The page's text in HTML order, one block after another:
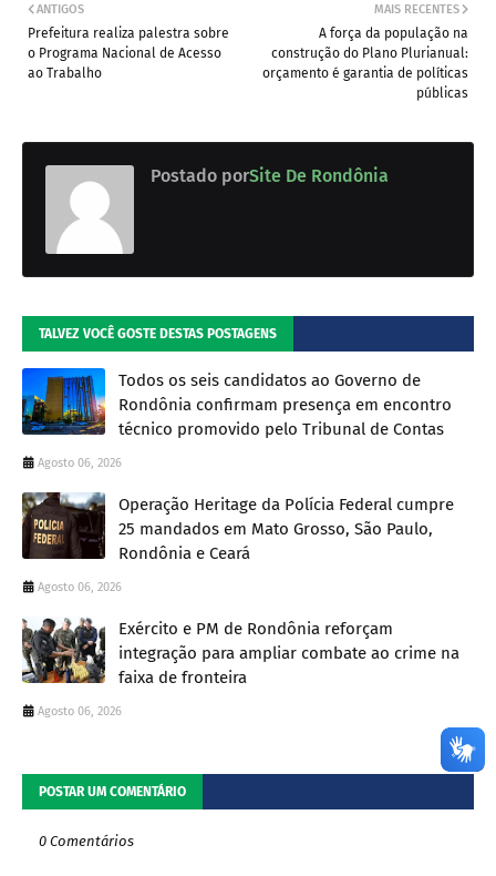
MAIS RECENTES
A força da população na
construção do Plano Plurianual:
orçamento é garantia de políticas
públicas
ANTIGOS
Prefeitura realiza palestra sobre
o Programa Nacional de Acesso
ao Trabalho
Postado porSite De Rondônia
TALVEZ VOCÊ GOSTE DESTAS POSTAGENS
Todos os seis candidatos ao Governo de
Rondônia confirmam presença em encontro
técnico promovido pelo Tribunal de Contas
Agosto 06, 2026
Operação Heritage da Polícia Federal cumpre
25 mandados em Mato Grosso, São Paulo,
Rondônia e Ceará
Agosto 06, 2026
Exército e PM de Rondônia reforçam
integração para ampliar combate ao crime na
faixa de fronteira
Agosto 06, 2026
POSTAR UM COMENTÁRIO
0 Comentários